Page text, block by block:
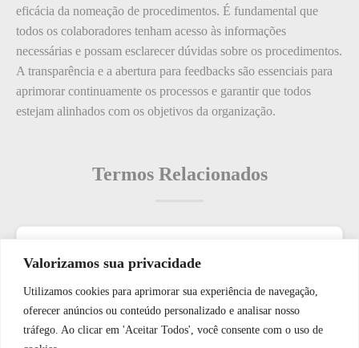
Valorizamos sua privacidade
Utilizamos cookies para aprimorar sua experiência de navegação,
oferecer anúncios ou conteúdo personalizado e analisar nosso
tráfego. Ao clicar em 'Aceitar Todos', você consente com o uso de
eficácia da nomeação de procedimentos. É fundamental que
todos os colaboradores tenham acesso às informações
necessárias e possam esclarecer dúvidas sobre os procedimentos.
A transparência e a abertura para feedbacks são essenciais para
aprimorar continuamente os processos e garantir que todos
estejam alinhados com os objetivos da organização.
Termos Relacionados
O que é: Controle de Aberturas
WhatsApp JF Tech